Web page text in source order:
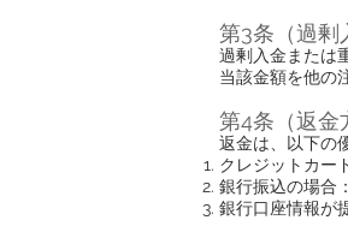
第3条（過剰
過剰入金または
当該金額を他の
第4条（返金
返金は、以下の
クレジットカー
銀行振込の場合
銀行口座情報が